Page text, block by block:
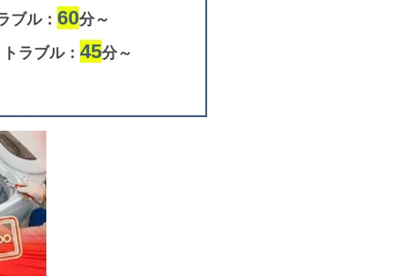
ブル： 60分～
ラブル： 45分～